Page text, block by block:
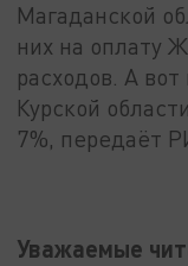
Магаданской
них на оплату
расходов. А
Курской
7%, передаёт
Уважаемые